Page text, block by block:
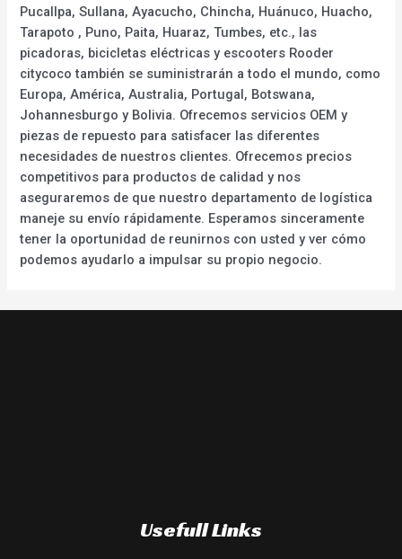
Pucallpa, Sullana, Ayacucho, Chincha, Huánuco, Huacho,
Tarapoto , Puno, Paita, Huaraz, Tumbes, etc., las
picadoras, bicicletas eléctricas y escooters Rooder
citycoco también se suministrarán a todo el mundo, como
Europa, América, Australia, Portugal, Botswana,
Johannesburgo y Bolivia. Ofrecemos servicios OEM y
piezas de repuesto para satisfacer las diferentes
necesidades de nuestros clientes. Ofrecemos precios
competitivos para productos de calidad y nos
aseguraremos de que nuestro departamento de logística
maneje su envío rápidamente. Esperamos sinceramente
tener la oportunidad de reunirnos con usted y ver cómo
podemos ayudarlo a impulsar su propio negocio.
Usefull Links